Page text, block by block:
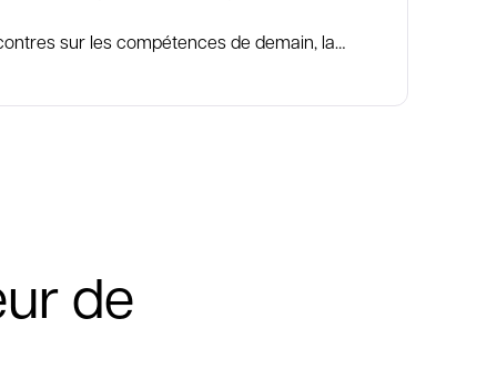
sur les compétences de demain, la…
de